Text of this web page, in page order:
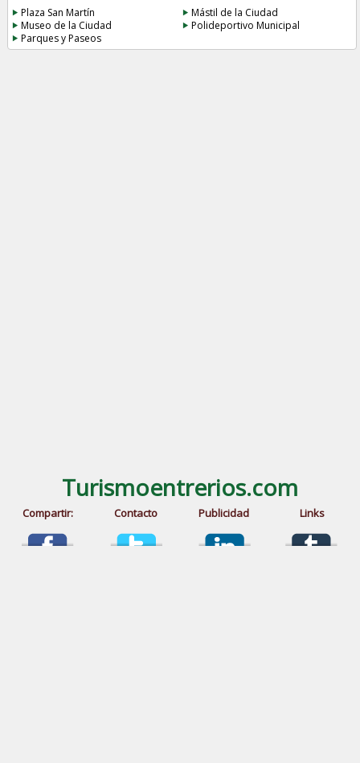
Plaza San Martín
Mástil de la Ciudad
Museo de la Ciudad
Polideportivo Municipal
Parques y Paseos
Turismoentrerios.com
Compartir: Contacto Publicidad Links